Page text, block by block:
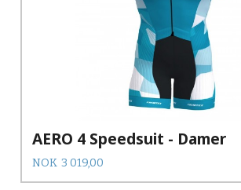
AERO 4 Speedsuit - Damer
Pris
NOK 3 019,00